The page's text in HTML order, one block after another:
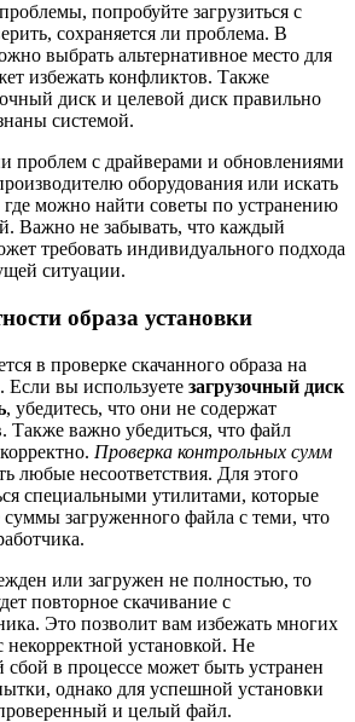
попробуйте загрузиться с
сохраняется ли проблема. В
выбрать альтернативное место для
избежать конфликтов. Также
диск и целевой диск правильно
системой.
проблем с драйверами и обновлениями
оборудования или искать
можно найти советы по устранению
Важно не забывать, что каждый
требовать индивидуального подхода
ситуации.
образа установки
в проверке скачанного образа на
Если вы используете загрузочный диск
, убедитесь, что они не содержат
Также важно убедиться, что файл
Проверка контрольных сумм
любые несоответствия. Для этого
специальными утилитами, которые
суммы загруженного файла с теми, что
или загружен не полностью, то
повторное скачивание с
Это позволит вам избежать многих
некорректной установкой. Не
сбой в процессе может быть устранен
однако для успешной установки
и целый файл.